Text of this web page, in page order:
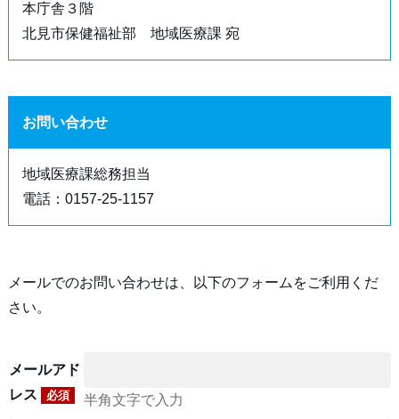
本庁舎３階
北見市保健福祉部 地域医療課 宛
お問い合わせ
地域医療課総務担当
電話：0157-25-1157
メールでのお問い合わせは、以下のフォームをご利用くだ
さい。
メールアド
レス
必須 半角文字で入力